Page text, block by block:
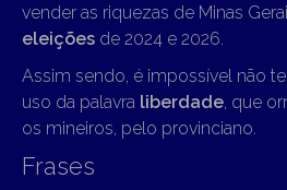
vender as riquezas de Minas
eleições de 2024 e 2026.
Assim sendo, é impossível não
uso da palavra liberdade , que
os mineiros, pelo provinciano.
Frases